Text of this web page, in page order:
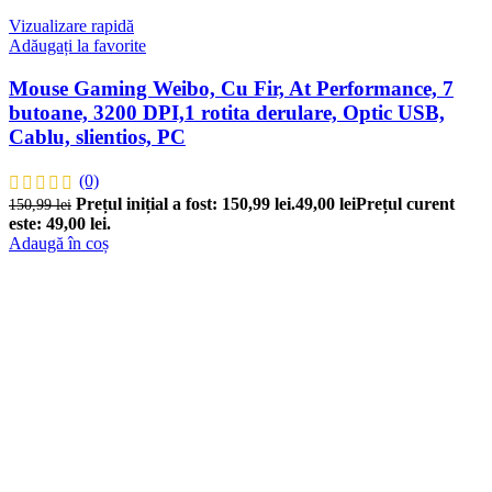
Vizualizare rapidă
Adăugați la favorite
Mouse Gaming Weibo, Cu Fir, At Performance, 7
butoane, 3200 DPI,1 rotita derulare, Optic USB,
Cablu, slientios, PC
(0)
150,99lei Prețul inițial a fost: 150,99 lei.49,00 leiPrețul curent
este: 49,00 lei.
Adaugă în coș